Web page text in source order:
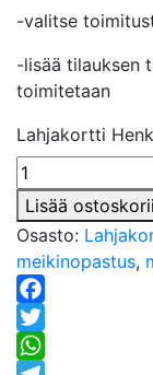
-valitse
-lisää tilauksen
toimitetaan
Lahjakortti
Lisää
Osasto:
meikinopastus,
Facebook
Twitter